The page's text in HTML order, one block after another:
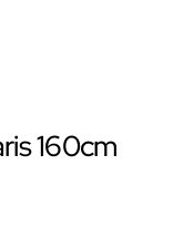
160cm